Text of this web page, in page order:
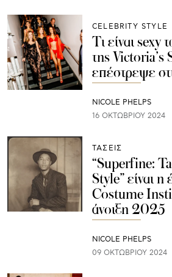
CELEBRITY STYLE
Τι είναι
της Victoria’s
επέστρεψε
NICOLE PHELPS
16 ΟΚΤΩΒΡΊΟΥ 2024
ΤΑΣΕΙΣ
“Superfine:
Style” είναι
Costume
άνοιξη 2025
NICOLE PHELPS
09 ΟΚΤΩΒΡΊΟΥ 2024